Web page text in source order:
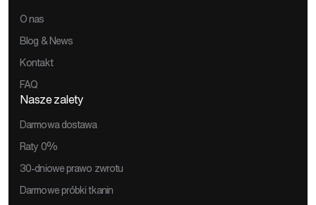
O nas
Blog & News
Kontakt
FAQ
Nasze zalety
Darmowa dostawa
Raty 0%
30-dniowe prawo zwrotu
Darmowe próbki tkanin